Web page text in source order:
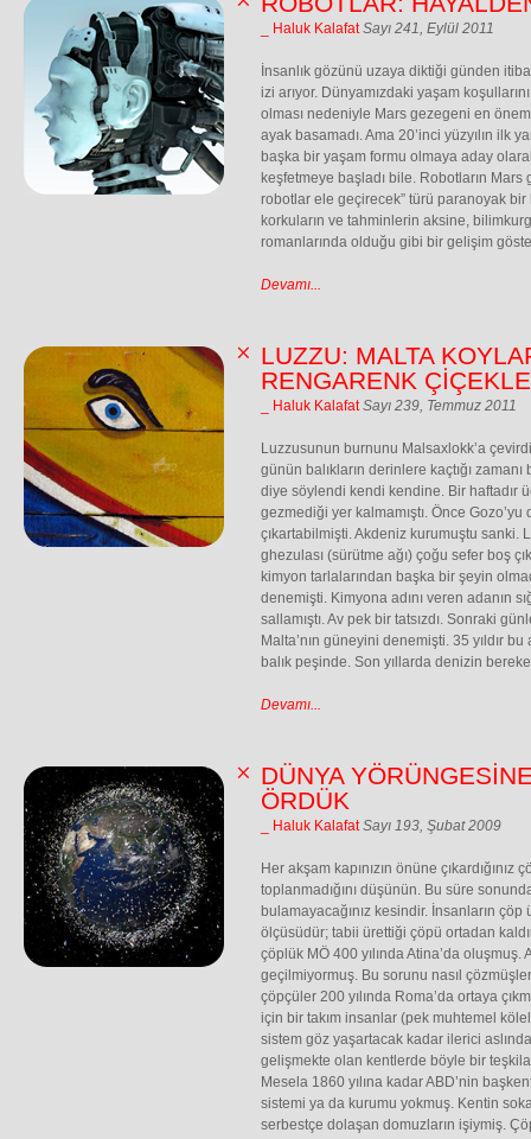
_ Haluk Kalafat Sayı 241, Eylül 2011
İnsanlık gözünü uzaya diktiği günden
izi arıyor. Dünyamızdaki yaşam
olması nedeniyle Mars gezegeni en
ayak basamadı. Ama 20’inci yüzyılın ilk
başka bir yaşam formu olmaya aday
keşfetmeye başladı bile. Robotların Mars
robotlar ele geçirecek” türü paranoyak
korkuların ve tahminlerin aksine,
romanlarında olduğu gibi bir gelişim
Devamı...
LUZZU: MALTA
RENGARENK
_ Haluk Kalafat Sayı 239, Temmuz 2011
Luzzusunun burnunu Malsaxlokk’a
günün balıkların derinlere kaçtığı zamanı
diye söylendi kendi kendine. Bir haftadır
gezmediği yer kalmamıştı. Önce
çıkartabilmişti. Akdeniz kurumuştu sanki.
ghezulası (sürütme ağı) çoğu sefer boş
kimyon tarlalarından başka bir şeyin
denemişti. Kimyona adını veren adanın
sallamıştı. Av pek bir tatsızdı. Sonraki
Malta’nın güneyini denemişti. 35 yıldır bu
balık peşinde. Son yıllarda denizin
Devamı...
DÜNYA
ÖRDÜK
_ Haluk Kalafat Sayı 193, Şubat 2009
Her akşam kapınızın önüne
toplanmadığını düşünün. Bu süre
bulamayacağınız kesindir. İnsanların
ölçüsüdür; tabii ürettiği çöpü ortadan
çöplük MÖ 400 yılında Atina’da oluşmuş.
geçilmiyormuş. Bu sorunu nasıl
çöpçüler 200 yılında Roma’da ortaya
için bir takım insanlar (pek muhtemel
sistem göz yaşartacak kadar ilerici
gelişmekte olan kentlerde böyle bir
Mesela 1860 yılına kadar ABD’nin
sistemi ya da kurumu yokmuş. Kentin
serbestçe dolaşan domuzların işiymiş.